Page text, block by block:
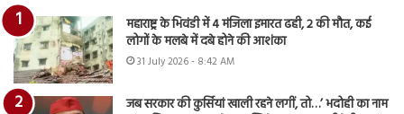
महाराष्ट्र के भिवंडी में 4 मंजिला इमारत ढही, 2 की मौत, कई
लोगों के मलबे में दबे होने की आशंका
31 July 2026 - 8:42 AM
जब सरकार की कुर्सियां खाली रहने लगीं, तो…’ भदोही का नाम